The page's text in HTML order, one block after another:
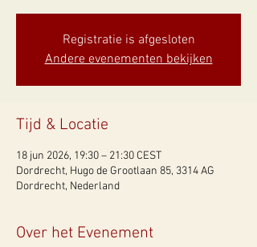
Registratie is afgesloten
Andere evenementen bekijken
Tijd & Locatie
18 jun 2026, 19:30 – 21:30 CEST
Dordrecht, Hugo de Grootlaan 85, 3314 AG
Dordrecht, Nederland
Over het Evenement